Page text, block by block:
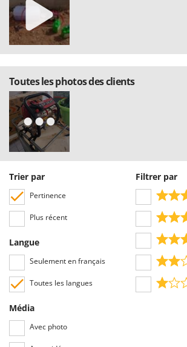
Seven Italy
Shark
Silky
Sirman
Skil
Smartwood
Smeg
Snapper
Spyro
Stanley
Stiga
Toutes les photos des clients
Trier par
Pertinence
Plus récent
Langue
Seulement en français
Toutes les langues
Média
Avec photo
Filtrer par